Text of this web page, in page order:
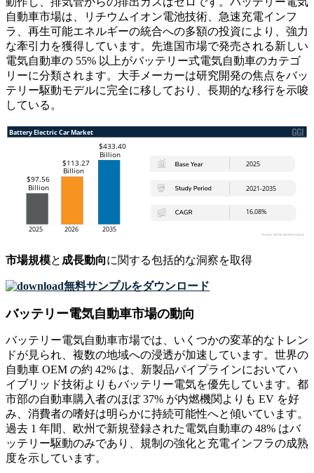
自動車市場は、リチウムイオン電池技術、急速充電インフ
ラ、再生可能エネルギーの統合への多額の投資により、強力
な牽引力を獲得しています。先進国市場で発売される新しい
電気自動車の 55% 以上がバッテリー式電気自動車のカテゴ
リーに分類されます。大手メーカーは研究開発の焦点をバッ
テリー駆動モデルに完全に移しており、長期的な移行を示唆
している。
市場規模と成長動向に関する包括的な洞察を取得
無料サンプルをダウンロード
バッテリー電気自動車市場の動向
バッテリー電気自動車市場では、いくつかの変革的なトレン
ドが見られ、複数の地域への浸透が加速しています。世界の
自動車 OEM の約 42% は、新製品パイプラインにおいてハ
イブリッド技術よりもバッテリー電気を優先しています。都
市部の自動車購入者のほぼ 37% が内燃機関よりも EV を好
み、消費者の嗜好は明らかに持続可能性へと傾いています。
過去 1 年間、欧州で新規登録された電気自動車の 48% はバ
ッテリー駆動のみであり、規制の強化と充電インフラの成熟
度を示しています。